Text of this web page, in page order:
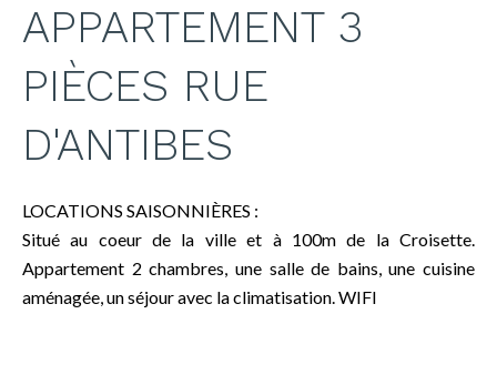
APPARTEMENT 3
PIÈCES RUE
D'ANTIBES
LOCATIONS SAISONNIÈRES :
Situé au coeur de la ville et à 100m de la Croisette.
Appartement 2 chambres, une salle de bains, une cuisine
aménagée, un séjour avec la climatisation. WIFI